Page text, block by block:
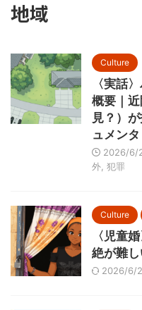
地域
Culture
〈実話
概要｜
見？）
ュメンタ
2026/6/
外 犯罪
Culture
〈児童
絶が難
2026/6/